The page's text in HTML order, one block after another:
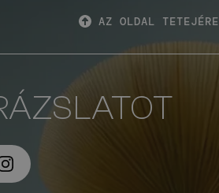
AZ OLDAL TETEJÉRE